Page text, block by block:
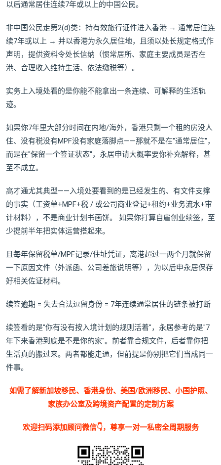
以后通常居住连续7年或以上的中国公民。
非中国公民走第2(d)类：持有效旅行证件进入香港 → 通常居住连
续7年或以上 → 并以香港为永久居住地，且须以处长规定格式作
声明，提供资料令处长信纳（惯常居所、家庭主要成员是否在
港、合理收入维持生活、依法缴税等）。
实务上入境处看的是你能不能拿出一条连续、可解释的生活轨
迹。
如果你7年里大部分时间在内地/海外，香港只剩一个租的房没人
住、没有税没有MPF没有家庭落脚点——那就不是在"通常居住"，
而是在"保留一个签证状态"，永居申请大概率要你补充解释，甚
至不成立。
高才通尤其典型——入境处要看到的是已经发生的、有文件支撑
的事实（工资单+MPF+税 / 或公司商业登记+租约+业务流水+审
计材料），不是商业计划书画饼。 如果你打算自雇创业续签，至
少提前半年把实体运营搭起来。
且每年保留税单/MPF记录/住址凭证，离港超过一两个月就保留
一下原因文件（外派函、公司差旅说明等），为以后申永居保存
好相关佐证材料。
续签逾期 = 失去合法逗留身份 = 7年连续通常居住的链条被打断
续签看的是"你有没有按入境计划的规则活着"，永居参考的是"7
年下来香港到底是不是你的家"。前者靠合规文件，后者靠你把
生活真的搬过来。两者都能走通，但前提是你别把它们当成同一
件事。
如需了解新加坡移民、香港身份、美国/欧洲移民、小国护照、
家族办公室及跨境资产配置的定制方案
欢迎扫码添加顾问微信👇，尊享一对一私密全周期服务